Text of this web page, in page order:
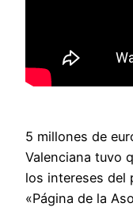
5 millones de
Valenciana tuvo
los intereses del
«Página de la